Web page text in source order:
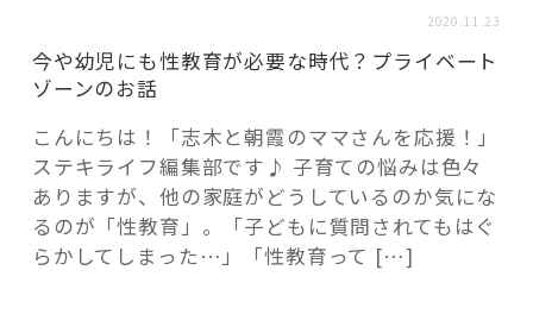
「モノ」
fleXe リノベ事例
「ひと」
2020.11.23
今や幼児にも性教育が必要な時代？プライベート
ゾーンのお話
こんにちは！「志木と朝霞のママさんを応援！」
ステキライフ編集部です♪ 子育ての悩みは色々
ありますが、他の家庭がどうしているのか気にな
るのが「性教育」。「子どもに質問されてもはぐ
らかしてしまった…」「性教育って […]